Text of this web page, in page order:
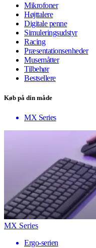
Mikrofoner
Højttalere
Digitale penne
Simuleringsudstyr
Racing
Præsentationsenheder
Musemåtter
Tilbehør
Bestsellere
Køb på din måde
MX Series
MX Series
Ergo-serien